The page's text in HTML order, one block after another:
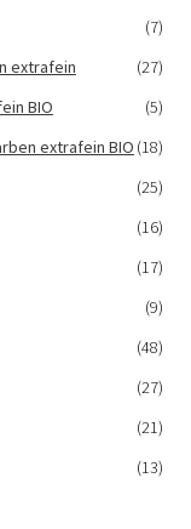
(7)
extrafein
(27)
BIO
(5)
extrafein BIO (18)
(25)
(16)
(17)
(9)
(48)
(27)
(21)
(13)